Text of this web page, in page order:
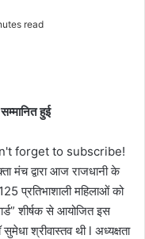
read
हुई
forget to subscribe!
मंच द्वारा आज राजधानी के
प्रतिभाशाली महिलाओं को
शीर्षक से आयोजित इस
श्रीवास्तव थी l अध्यक्षता